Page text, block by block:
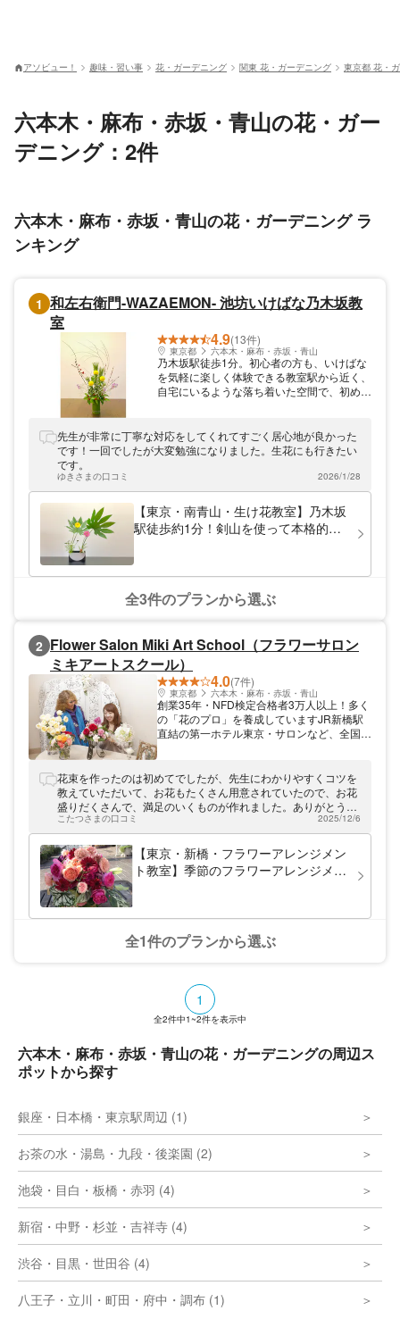
アソビュー！ 趣味・習い事 花・ガーデニング 関東 花・ガーデニング 東京都 花・
六本木・麻布・赤坂・青山の花・ガー
デニング：2件
六本木・麻布・赤坂・青山の花・ガーデニング ラ
ンキング
1 和左右衛門-WAZAEMON- 池坊いけばな乃木坂教
室
4.9(13件)
東京都 六本木・麻布・赤坂・青山
乃木坂駅徒歩1分。初心者の方も、いけばな
を気軽に楽しく体験できる教室駅から近く、
自宅にいるような落ち着いた空間で、初めて
お花を生けてみたい」という方向けの体験ワ
ークショップでは、初心者の方にも一人ひと
手ぶらで参加でき、男女年齢問わずどなたで
も気軽に始められます。
先生が非常に丁寧な対応をしてくれてすごく居心地が良かった
です！一回でしたが大変勉強になりました。生花にも行きたい
です。
ゆきさまの口コミ 2026/1/28
【東京・南青山・生け花教室】乃木坂
駅徒歩約1分！剣山を使って本格的な
全3件のプランから選ぶ
2 Flower Salon Miki Art School（フラワーサロン
ミキアートスクール）
4.0(7件)
東京都 六本木・麻布・赤坂・青山
創業35年・NFD検定合格者3万人以上！多く
の「花のプロ」を養成していますJR新橋駅
直結の第一ホテル東京・サロンなど、全国
ロンミキアートスクール）」。お花の持つ自
然な美しさを活かしたパリスタイルのアレン
ジメントが学べます。資格取得から気軽な体
験まで幅広いコースをご用意してお待ちして
います！
花束を作ったのは初めてでしたが、先生にわかりやすくコツを
教えていただいて、お花もたくさん用意されていたので、お花
盛りだくさんで、満足のいくものが作れました。ありがとうご
ざいました。
こたつさまの口コミ 2025/12/6
【東京・新橋・フラワーアレンジメン
ト教室】季節のフラワーアレンジメン
全1件のプランから選ぶ
1
全2件中1~2件を表示中
六本木・麻布・赤坂・青山の花・ガーデニングの周辺ス
ポットから探す
銀座・日本橋・東京駅周辺 (1)
お茶の水・湯島・九段・後楽園 (2)
池袋・目白・板橋・赤羽 (4)
新宿・中野・杉並・吉祥寺 (4)
渋谷・目黒・世田谷 (4)
八王子・立川・町田・府中・調布 (1)